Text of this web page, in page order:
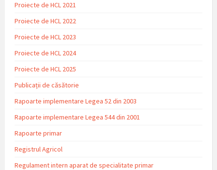
Proiecte de HCL 2021
Proiecte de HCL 2022
Proiecte de HCL 2023
Proiecte de HCL 2024
Proiecte de HCL 2025
Publicații de căsătorie
Rapoarte implementare Legea 52 din 2003
Rapoarte implementare Legea 544 din 2001
Rapoarte primar
Registrul Agricol
Regulament intern aparat de specialitate primar